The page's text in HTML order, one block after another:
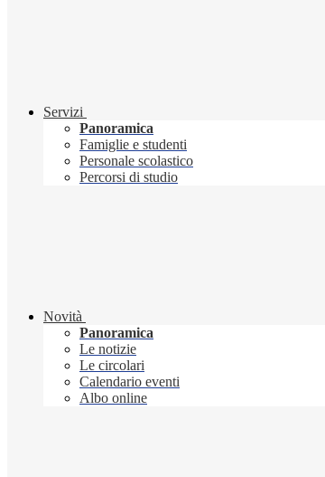
Servizi
Panoramica
Famiglie e studenti
Personale scolastico
Percorsi di studio
Novità
Panoramica
Le notizie
Le circolari
Calendario eventi
Albo online